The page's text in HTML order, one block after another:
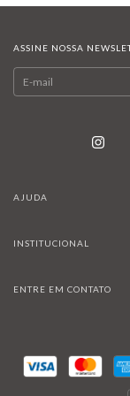
ASSINE NOSSA
AJUDA
INSTITUCIONAL
ENTRE EM CONTATO